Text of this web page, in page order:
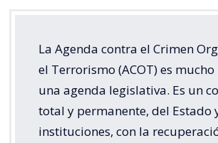
La Agenda contra el Crimen
el Terrorismo (ACOT) es
una agenda legislativa. Es un
total y permanente, del Estado
instituciones, con la